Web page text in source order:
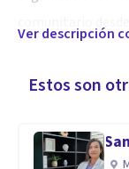
Especialidad
racional emotiva
Ver descripción
Estos son